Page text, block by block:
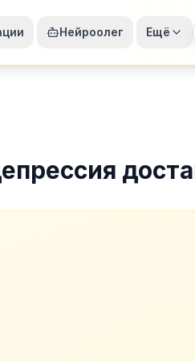
Нейроолег Ещё